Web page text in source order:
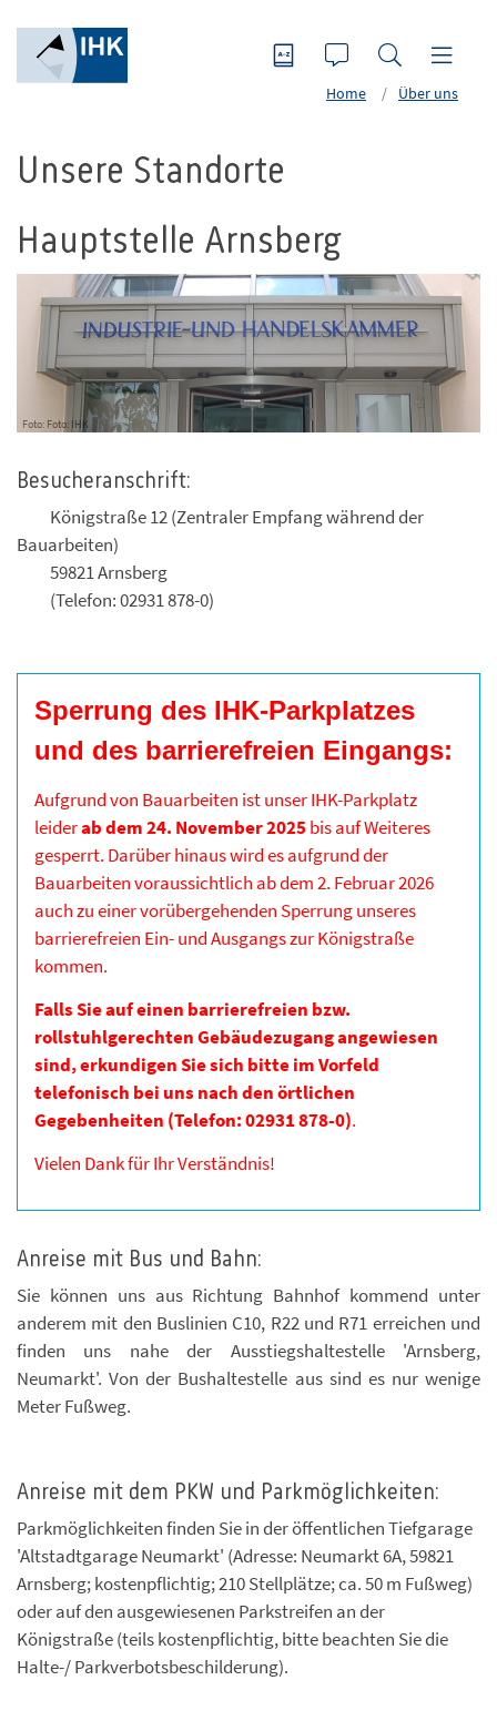
Home Über uns
Unsere Standorte
Hauptstelle Arnsberg
Foto: Foto: IHK
Besucheranschrift:
Königstraße 12 (Zentraler Empfang während der
Bauarbeiten)
59821 Arnsberg
(Telefon: 02931 878-0)
Sperrung des IHK-Parkplatzes
und des barrierefreien Eingangs:
Aufgrund von Bauarbeiten ist unser IHK-Parkplatz
leiderab dem 24. November 2025bis auf Weiteres
gesperrt. Darüber hinaus wird es aufgrund der
Bauarbeiten voraussichtlich ab dem 2. Februar 2026
auch zu einer vorübergehenden Sperrung unseres
barrierefreien Ein- und Ausgangs zur Königstraße
kommen.
Falls Sie auf einen barrierefreien bzw.
rollstuhlgerechten Gebäudezugang angewiesen
sind, erkundigen Sie sich bitte im Vorfeld
telefonisch bei uns nach den örtlichen
Gegebenheiten (Telefon: 02931 878-0).
Vielen Dank für Ihr Verständnis!
Anreise mit Bus und Bahn:
Sie können uns aus Richtung Bahnhof kommend unter
anderem mit den Buslinien C10, R22 und R71 erreichen und
finden uns nahe der Ausstiegshaltestelle 'Arnsberg,
Neumarkt'. Von der Bushaltestelle aus sind es nur wenige
Meter Fußweg.
Anreise mit dem PKW und Parkmöglichkeiten:
Parkmöglichkeiten finden Sie in der öffentlichen Tiefgarage
'Altstadtgarage Neumarkt' (Adresse: Neumarkt 6A, 59821
Arnsberg; kostenpflichtig; 210 Stellplätze; ca. 50 m Fußweg)
oder auf den ausgewiesenen Parkstreifen an der
Königstraße (teils kostenpflichtig, bitte beachten Sie die
Halte-/ Parkverbotsbeschilderung).